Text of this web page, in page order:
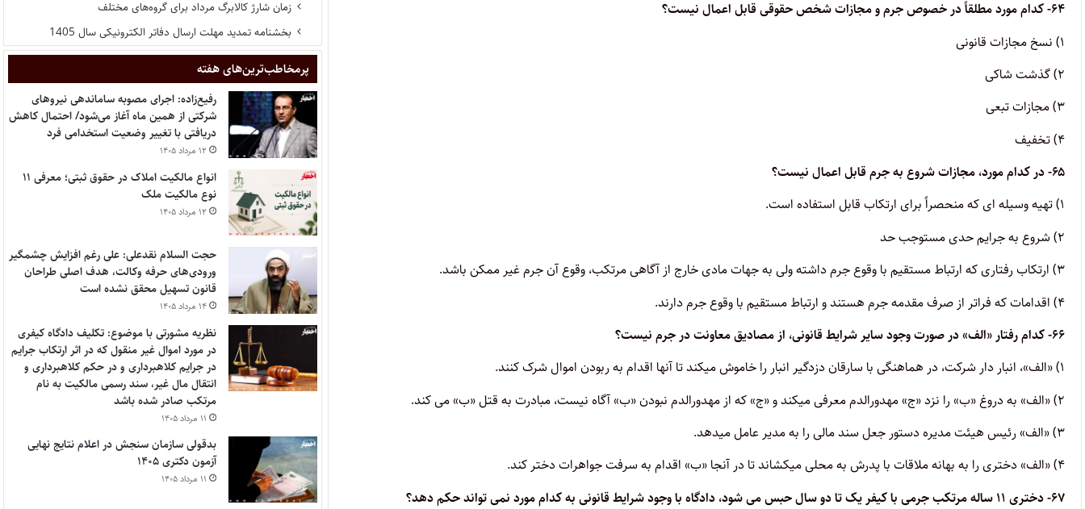
۶۴- کدام مورد مطلقاً در خصوص جرم و مجازات شخص حقوقی قابل اعمال نیست؟
۱) نسخ مجازات قانونی
۲) گذشت شاکی
۳) مجازات تبعی
۴) تخفیف
۶۵- در کدام مورد، مجازات شروع به جرم قابل اعمال نیست؟
۱) تهیه وسیله ای که منحصراً برای ارتکاب قابل استفاده است.
۲) شروع به جرایم حدی مستوجب حد
۳) ارتکاب رفتاری که ارتباط مستقیم با وقوع جرم داشته ولی به جهات مادی خارج از آگاهی مرتکب، وقوع آن جرم غیر ممکن باشد.
۴) اقدامات که فراتر از صرف مقدمه جرم هستند و ارتباط مستقیم با وقوع جرم دارند.
۶۶- کدام رفتار «الف» در صورت وجود سایر شرایط قانونی، از مصادیق معاونت در جرم نیست؟
۱) «الف»، انبار دار شرکت، در هماهنگی با سارقان دزدگیر انبار را خاموش میکند تا آنها اقدام به ربودن اموال شرک کنند.
۲) «الف» به دروغ «ب» را نزد «ج» مهدورالدم معرفی میکند و «ج» که از مهدورالدم نبودن «ب» آگاه نیست، مبادرت به قتل «ب» می کند.
۳) «الف» رئیس هیئت مدیره دستور جعل سند مالی را به مدیر عامل میدهد.
۴) «الف» دختری را به بهانه ملاقات با پدرش به محلی میکشاند تا در آنجا «ب» اقدام به سرفت جواهرات دختر کند.
۶۷- دختری ۱۱ ساله مرتکب جرمی با کیفر یک تا دو سال حبس می شود، دادگاه با وجود شرایط قانونی به کدام مورد نمی تواند حکم دهد؟
زمان شارژ کالابرگ مرداد برای گروه‌های مختلف
بخشنامه تمدید مهلت ارسال دفاتر الکترونیکی سال 1405
پر‌مخاطب‌ترین‌های هفته
رفیع‌زاده: اجرای مصوبه ساماندهی نیروهای
شرکتی از همین ماه آغاز می‌شود/ احتمال کاهش
دریافتی با تغییر وضعیت استخدامی فرد
۱۲ مرداد ۱۴۰۵
انواع مالکیت املاک در حقوق ثبتی؛ معرفی ۱۱
نوع مالکیت ملک
۱۲ مرداد ۱۴۰۵
حجت السلام نقدعلی: علی رغم افزایش چشمگیر
ورودی‌های حرفه وکالت، هدف اصلی طراحان
قانون تسهیل محقق نشده است
۱۴ مرداد ۱۴۰۵
نظریه مشورتی با موضوع: تکلیف دادگاه کیفری
در مورد اموال غیر منقول که در اثر ارتکاب جرایم
در جرایم کلاهبرداری و در حکم کلاهبرداری و
انتقال مال غیر، سند رسمی مالکیت به نام
مرتکب صادر شده باشد
۱۱ مرداد ۱۴۰۵
بدقولی سازمان سنجش در اعلام نتایج نهایی
آزمون دکتری ۱۴۰۵
۱۱ مرداد ۱۴۰۵